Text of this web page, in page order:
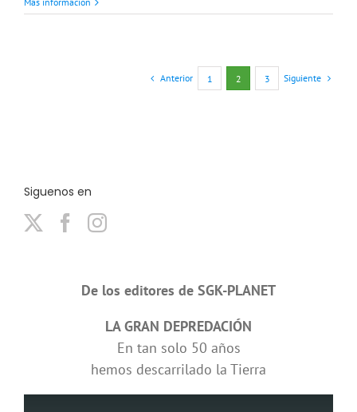
Anterior 1 2 3 Siguiente
Siguenos en
De los editores de SGK-PLANET
LA GRAN DEPREDACIÓN
En tan solo 50 años
hemos descarrilado la Tierra